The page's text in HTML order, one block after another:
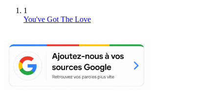
1
You've Got The Love